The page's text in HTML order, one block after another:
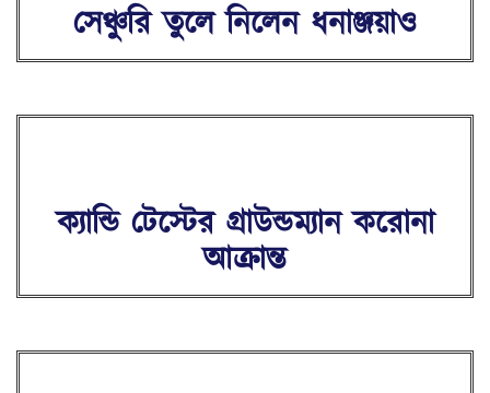
সেঞ্চুরি তুলে নিলেন ধনাঞ্জয়াও
ক্যান্ডি টেস্টের গ্রাউন্ডম্যান করোনা
আক্রান্ত